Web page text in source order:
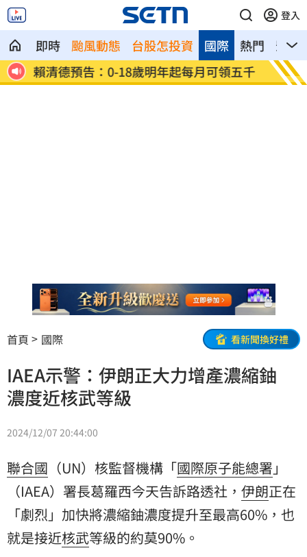
登入
即時 颱風動態 台股怎投資 熱門 影音
國際
果
賴清德預告：0-18歲明年起每月可領五千 曾胖
首頁 國際 看新聞換好禮
IAEA示警：伊朗正大力增產濃縮鈾
濃度近核武等級
2024/12/07 20:44:00
聯合國 （UN）核監督機構「國際原子能總署 」
（IAEA）署長葛羅西今天告訴路透社， 伊朗正在
「劇烈」加快將濃縮鈾濃度提升至最高60%，也
就是接近核武等級的約莫90%。